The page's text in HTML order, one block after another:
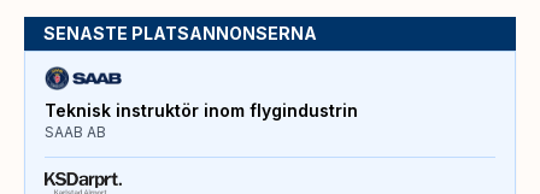
SENASTE PLATSANNONSERNA
Teknisk instruktör inom flygindustrin
SAAB AB